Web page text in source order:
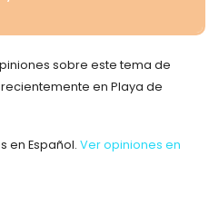
sobre este tema de
en Playa de
en Español. Ver opiniones en